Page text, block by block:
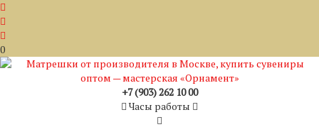
0
+7 (903) 262 10 00
Часы работы